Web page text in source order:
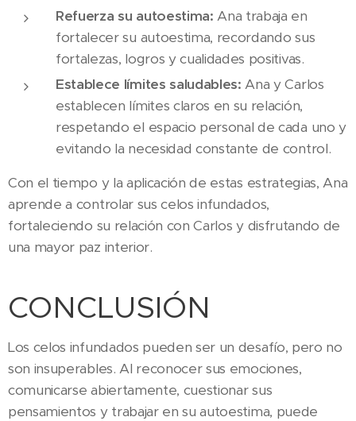
Refuerza su autoestima: Ana trabaja en
fortalecer su autoestima, recordando sus
fortalezas, logros y cualidades positivas.
Establece límites saludables: Ana y Carlos
establecen límites claros en su relación,
respetando el espacio personal de cada uno y
evitando la necesidad constante de control.
Con el tiempo y la aplicación de estas estrategias, Ana
aprende a controlar sus celos infundados,
fortaleciendo su relación con Carlos y disfrutando de
una mayor paz interior.
CONCLUSIÓN
Los celos infundados pueden ser un desafío, pero no
son insuperables. Al reconocer sus emociones,
comunicarse abiertamente, cuestionar sus
pensamientos y trabajar en su autoestima, puede